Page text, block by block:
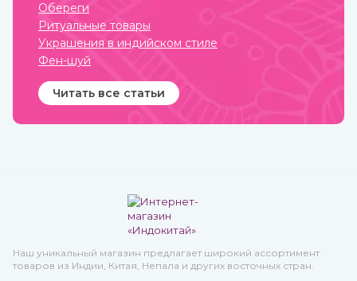
Обереги
Ритуальные товары
Украшения в индийском стиле
Фен-шуй
Читать все статьи
Наш уникальный магазин предлагает широкий ассортимент
товаров из Индии, Китая, Непала и других восточных стран.